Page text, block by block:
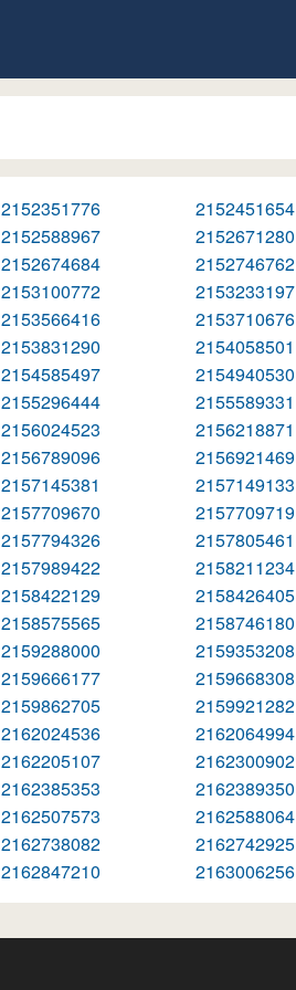
2152351776
2152451654
2152588967
2152671280
2152674684
2152746762
2153100772
2153233197
2153566416
2153710676
2153831290
2154058501
2154585497
2154940530
2155296444
2155589331
2156024523
2156218871
2156789096
2156921469
2157145381
2157149133
2157709670
2157709719
2157794326
2157805461
2157989422
2158211234
2158422129
2158426405
2158575565
2158746180
2159288000
2159353208
2159666177
2159668308
2159862705
2159921282
2162024536
2162064994
2162205107
2162300902
2162385353
2162389350
2162507573
2162588064
2162738082
2162742925
2162847210 2163006256